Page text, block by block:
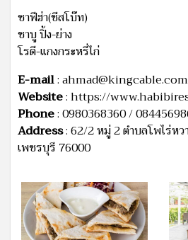
ซาฟีฮ่า(ชีสโบ๊ท)
ชาบู ปิ้ง-ย่าง
โรตี-แกงกระหรี่ไก่
E-mail:
Website: https://
Phone: 0980368360 /
Address: 62/2 หมู่ 2 ตำบลโพไร่หว
เพชรบุรี 76000